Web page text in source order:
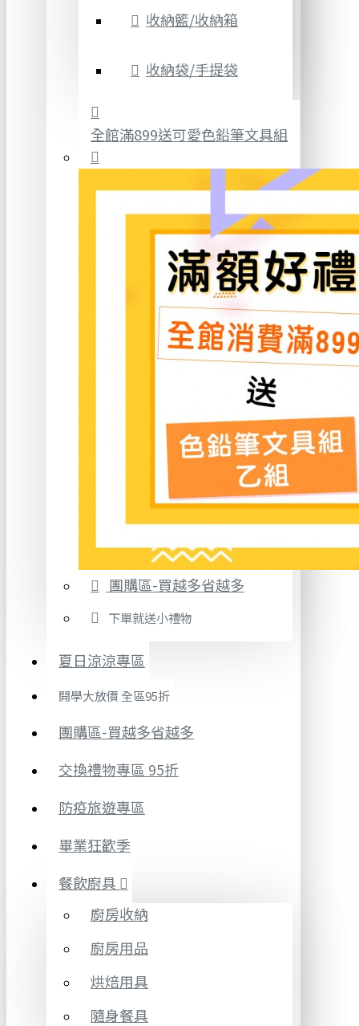
收納籃/收納箱
收納袋/手提袋
全館滿899送可愛色鉛筆文具組
團購區-買越多省越多
下單就送小禮物
夏日涼涼專區
開學大放價 全區95折
團購區-買越多省越多
交換禮物專區 95折
防疫旅遊專區
畢業狂歡季
餐飲廚具
廚房收納
廚房用品
烘焙用具
隨身餐具